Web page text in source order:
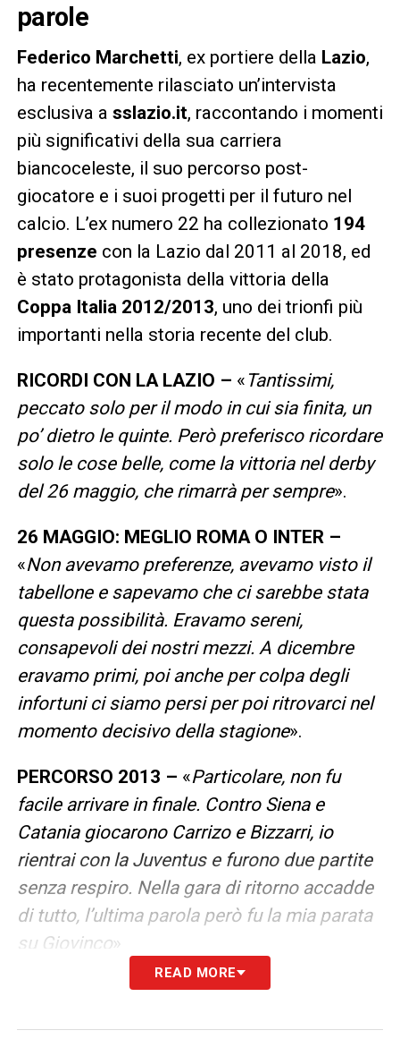
parole
Federico Marchetti, ex portiere della Lazio,
ha recentemente rilasciato un’intervista
esclusiva a sslazio.it, raccontando i momenti
più significativi della sua carriera
biancoceleste, il suo percorso post-
giocatore e i suoi progetti per il futuro nel
calcio. L’ex numero 22 ha collezionato 194
presenze con la Lazio dal 2011 al 2018, ed
è stato protagonista della vittoria della
Coppa Italia 2012/2013, uno dei trionfi più
importanti nella storia recente del club.
RICORDI CON LA LAZIO – « Tantissimi,
peccato solo per il modo in cui sia finita, un
po’ dietro le quinte. Però preferisco ricordare
solo le cose belle, come la vittoria nel derby
del 26 maggio, che rimarrà per sempre».
26 MAGGIO: MEGLIO ROMA O INTER –
«Non avevamo preferenze, avevamo visto il
tabellone e sapevamo che ci sarebbe stata
questa possibilità. Eravamo sereni,
consapevoli dei nostri mezzi. A dicembre
eravamo primi, poi anche per colpa degli
infortuni ci siamo persi per poi ritrovarci nel
momento decisivo della stagione».
PERCORSO 2013 – «Particolare, non fu
facile arrivare in finale. Contro Siena e
Catania giocarono Carrizo e Bizzarri, io
rientrai con la Juventus e furono due partite
senza respiro. Nella gara di ritorno accadde
di tutto, l’ultima parola però fu la mia parata
su Giovinco»
2012/13 MIGLIOR STAGIONE PERSONALE
READ MORE